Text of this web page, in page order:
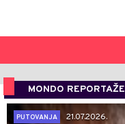
MONDO REPORTAŽE
PUTOVANJA
21.07.2026.